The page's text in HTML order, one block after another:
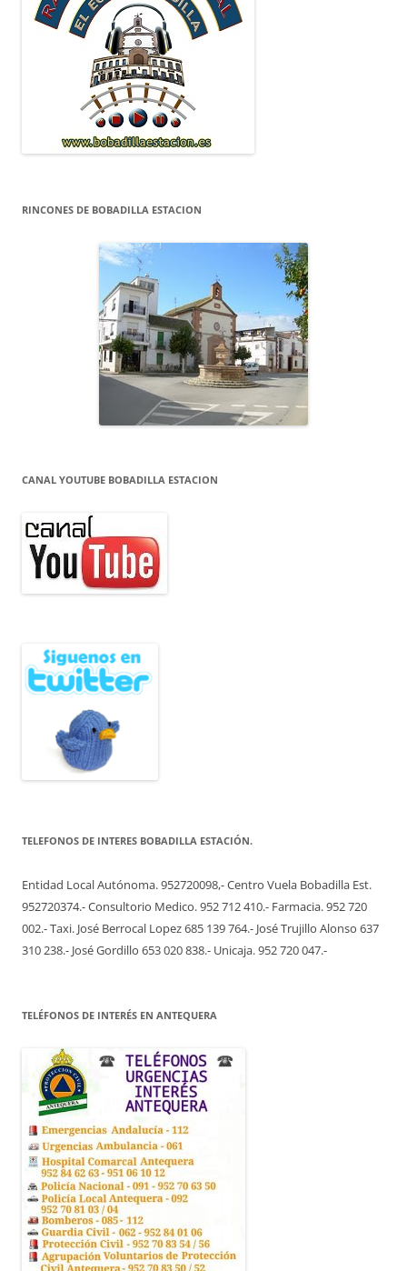
RINCONES DE BOBADILLA ESTACION
CANAL YOUTUBE BOBADILLA ESTACION
TELEFONOS DE INTERES BOBADILLA ESTACIÓN.
Entidad Local Autónoma. 952720098,- Centro Vuela Bobadilla Est.
952720374.- Consultorio Medico. 952 712 410.- Farmacia. 952 720
002.- Taxi. José Berrocal Lopez 685 139 764.- José Trujillo Alonso 637
310 238.- José Gordillo 653 020 838.- Unicaja. 952 720 047.-
TELÉFONOS DE INTERÉS EN ANTEQUERA